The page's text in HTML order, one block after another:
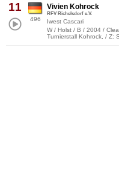
11
496
Vivien Kohrock
RFV Richelsdorf e.V.
Iwest Cascari
W / Holst / B / 2004 /
Turnierstall Kohrock, / Z: